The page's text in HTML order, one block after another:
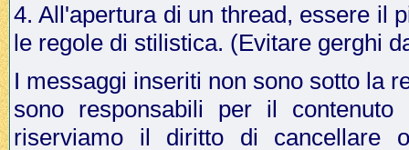
4. All'apertura di un thread, essere il
le regole di stilistica. (Evitare gerghi
I messaggi inseriti non sono sotto la
sono responsabili per il
riserviamo il diritto di cancellare